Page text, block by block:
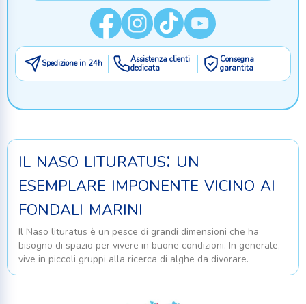
Spedizione in 24h
Assistenza clienti
dedicata
Consegna
garantita
il naso lituratus: un
esemplare imponente vicino ai
fondali marini
Il Naso lituratus è un pesce di grandi dimensioni che ha
bisogno di spazio per vivere in buone condizioni. In generale,
vive in piccoli gruppi alla ricerca di alghe da divorare.